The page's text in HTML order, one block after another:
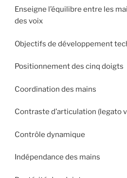
Enseigne l’équilibre entre les
des voix
Objectifs de développement
Positionnement des cinq doigts
Coordination des mains
Contraste d’articulation (legato
Contrôle dynamique
Indépendance des mains